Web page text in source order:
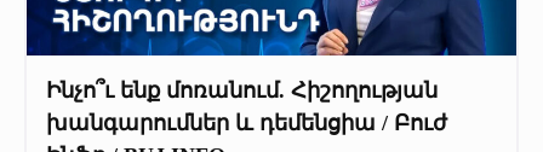
Ինչո՞ւ ենք մոռանում. Հիշողության
խանգարումներ և դեմենցիա / Բուժ